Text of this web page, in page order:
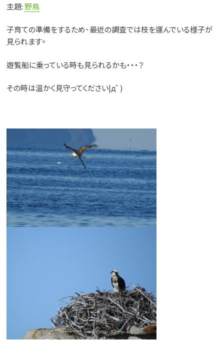
主題: 野鳥
子育ての準備をするため、最近の調査では枝を運んでいる様子が
見られます。
遊覧船に乗っている時も見られるかも・・・？
その時は温かく見守ってください|дﾟ)